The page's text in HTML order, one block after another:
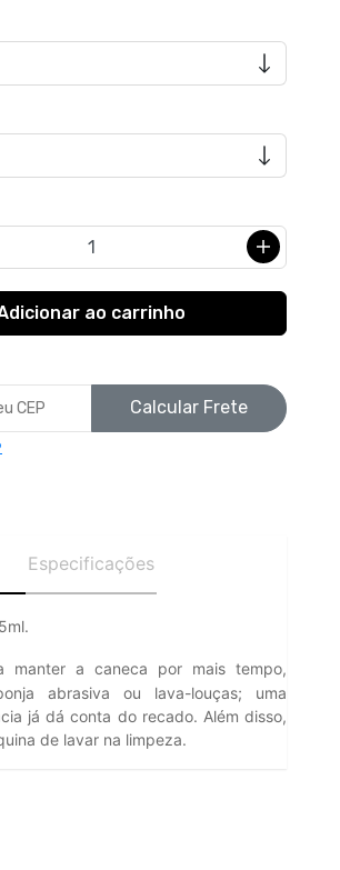
Calcular Frete
Especificações
manter a caneca por mais tempo,
abrasiva ou lava-louças; uma
já dá conta do recado. Além disso,
de lavar na limpeza.